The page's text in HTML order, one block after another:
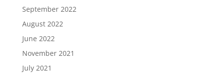
September 2022
August 2022
June 2022
November 2021
July 2021